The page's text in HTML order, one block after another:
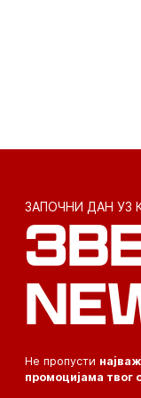
ЗАПОЧНИ ДАН УЗ
Не пропусти
промоцијама твог